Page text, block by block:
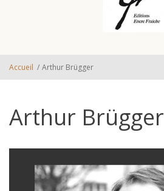
Accueil / Arthur Brügger
Arthur Brügger